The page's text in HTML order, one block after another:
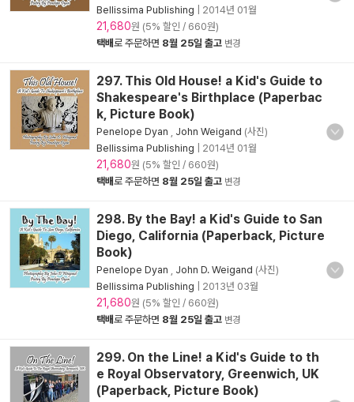
Bellissima Publishing
2014년 01월
21,680원 (5% 할인 / 660원)
택배로 주문하면 8월 25일 출고 변경
297. This Old House! a Kid's Guide to
Shakespeare's Birthplace (Paperbac
k, Picture Book)
Penelope Dyan John Weigand (사진)
Bellissima Publishing
2014년 01월
21,680원 (5% 할인 / 660원)
택배로 주문하면 8월 25일 출고 변경
298. By the Bay! a Kid's Guide to San
Diego, California (Paperback, Picture
Book)
Penelope Dyan John D. Weigand (사진)
Bellissima Publishing
2013년 03월
21,680원 (5% 할인 / 660원)
택배로 주문하면 8월 25일 출고 변경
299. On the Line! a Kid's Guide to th
e Royal Observatory, Greenwich, UK
(Paperback, Picture Book)